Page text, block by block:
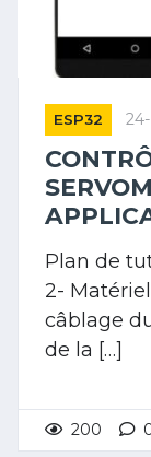
ESP32
Plan de
2-
câblage
de la […]
200